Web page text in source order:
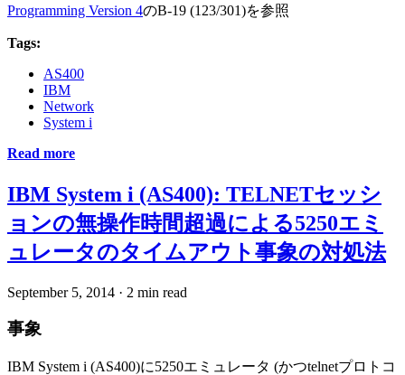
Programming Version 4のB-19 (123/301)を参照
Tags:
AS400
IBM
Network
System i
Read more
IBM System i (AS400): TELNETセッシ
ョンの無操作時間超過による5250エミ
ュレータのタイムアウト事象の対処法
September 5, 2014 · 2 min read
事象
IBM System i (AS400)に5250エミュレータ (かつtelnetプロトコ